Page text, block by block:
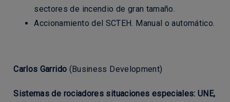
sectores de incendio de gran tamaño.
Accionamiento del SCTEH. Manual o automático.
Carlos Garrido (Business Development)
Sistemas de rociadores situaciones especiales: UNE,